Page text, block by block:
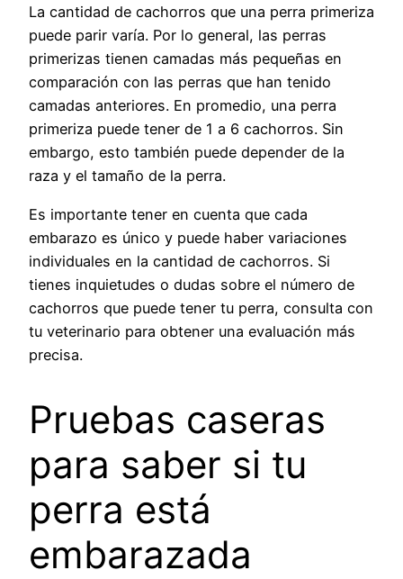
La cantidad de cachorros que una perra primeriza
puede parir varía. Por lo general, las perras
primerizas tienen camadas más pequeñas en
comparación con las perras que han tenido
camadas anteriores. En promedio, una perra
primeriza puede tener de 1 a 6 cachorros. Sin
embargo, esto también puede depender de la
raza y el tamaño de la perra.
Es importante tener en cuenta que cada
embarazo es único y puede haber variaciones
individuales en la cantidad de cachorros. Si
tienes inquietudes o dudas sobre el número de
cachorros que puede tener tu perra, consulta con
tu veterinario para obtener una evaluación más
precisa.
Pruebas caseras
para saber si tu
perra está
embarazada